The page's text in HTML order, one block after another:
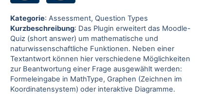
Kategorie: Assessment, Question Types
Kurzbeschreibung: Das Plugin erweitert das Moodle-
Quiz (short answer) um mathematische und
naturwissenschaftliche Funktionen. Neben einer
Textantwort können hier verschiedene Möglichkeiten
zur Beantwortung einer Frage ausgewählt werden:
Formeleingabe in MathType, Graphen (Zeichnen im
Koordinatensystem) oder interaktive Diagramme.